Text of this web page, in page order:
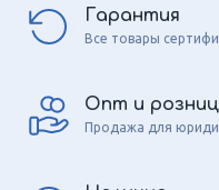
Гарантия
Все товары
Опт и
Продажа для